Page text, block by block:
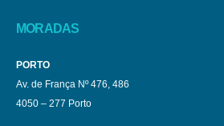
MORADAS
PORTO
Av. de França Nº 476, 486
4050 – 277 Porto